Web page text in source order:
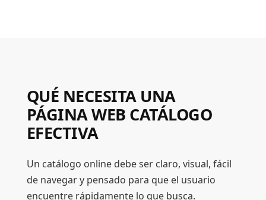
QUÉ NECESITA UNA
PÁGINA WEB CATÁLOGO
EFECTIVA
Un catálogo online debe ser claro, visual, fácil
de navegar y pensado para que el usuario
encuentre rápidamente lo que busca.